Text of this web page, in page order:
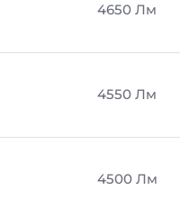
4650 Лм
4550 Лм
4500 Лм